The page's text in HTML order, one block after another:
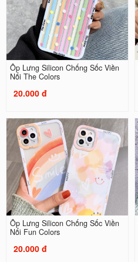
Ốp Lưng Silicon Chống Sốc Viền
Nổi The Colors
20.000 đ
Ốp Lưng Silicon Chống Sốc Viền
Nổi Fun Colors
20.000 đ